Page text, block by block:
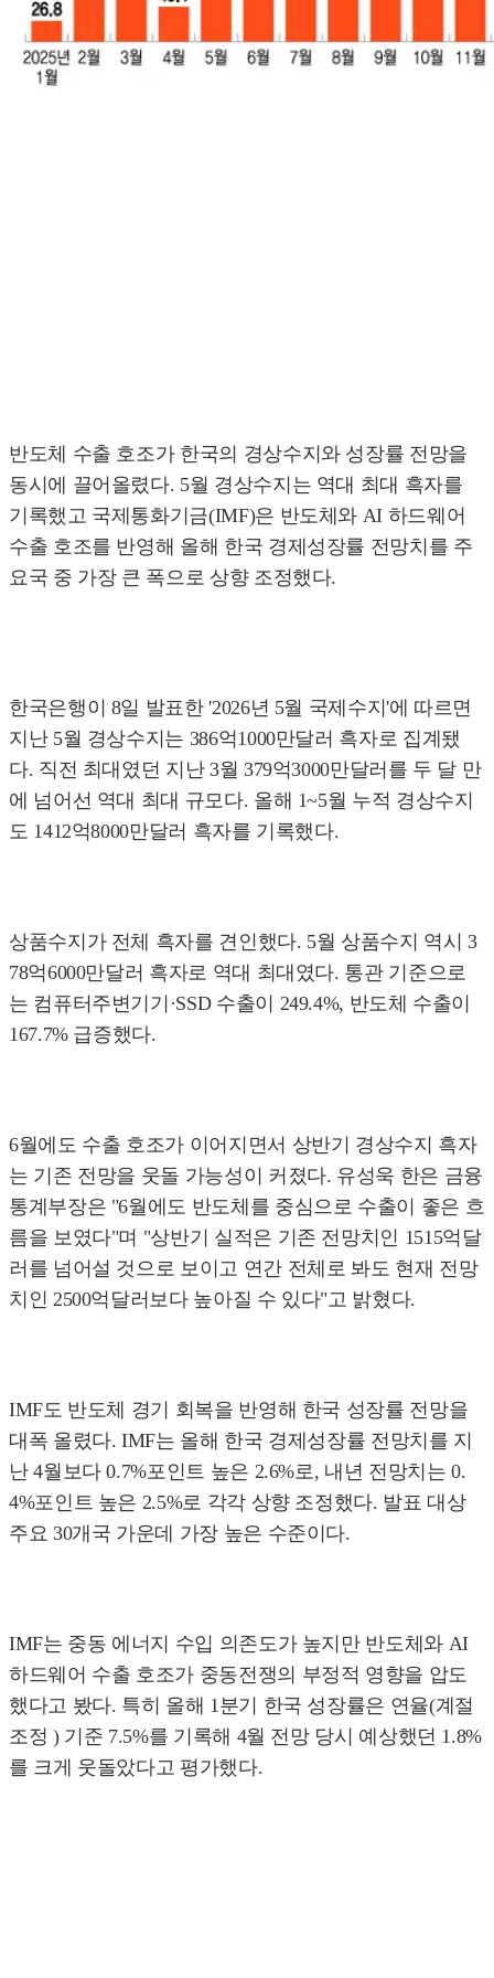
반도체 수출 호조가 한국의 경상수지와 성장률 전망을
동시에 끌어올렸다. 5월 경상수지는 역대 최대 흑자를
기록했고 국제통화기금(IMF)은 반도체와 AI 하드웨어
수출 호조를 반영해 올해 한국 경제성장률 전망치를 주
요국 중 가장 큰 폭으로 상향 조정했다.
한국은행이 8일 발표한 '2026년 5월 국제수지'에 따르면
지난 5월 경상수지는 386억1000만달러 흑자로 집계됐
다. 직전 최대였던 지난 3월 379억3000만달러를 두 달 만
에 넘어선 역대 최대 규모다. 올해 1~5월 누적 경상수지
도 1412억8000만달러 흑자를 기록했다.
상품수지가 전체 흑자를 견인했다. 5월 상품수지 역시 3
78억6000만달러 흑자로 역대 최대였다. 통관 기준으로
는 컴퓨터주변기기·SSD 수출이 249.4%, 반도체 수출이
167.7% 급증했다.
6월에도 수출 호조가 이어지면서 상반기 경상수지 흑자
는 기존 전망을 웃돌 가능성이 커졌다. 유성욱 한은 금융
통계부장은 "6월에도 반도체를 중심으로 수출이 좋은 흐
름을 보였다"며 "상반기 실적은 기존 전망치인 1515억달
러를 넘어설 것으로 보이고 연간 전체로 봐도 현재 전망
치인 2500억달러보다 높아질 수 있다"고 밝혔다.
IMF도 반도체 경기 회복을 반영해 한국 성장률 전망을
대폭 올렸다. IMF는 올해 한국 경제성장률 전망치를 지
난 4월보다 0.7%포인트 높은 2.6%로, 내년 전망치는 0.
4%포인트 높은 2.5%로 각각 상향 조정했다. 발표 대상
주요 30개국 가운데 가장 높은 수준이다.
IMF는 중동 에너지 수입 의존도가 높지만 반도체와 AI
하드웨어 수출 호조가 중동전쟁의 부정적 영향을 압도
했다고 봤다. 특히 올해 1분기 한국 성장률은 연율(계절
조정 ) 기준 7.5%를 기록해 4월 전망 당시 예상했던 1.8%
를 크게 웃돌았다고 평가했다.